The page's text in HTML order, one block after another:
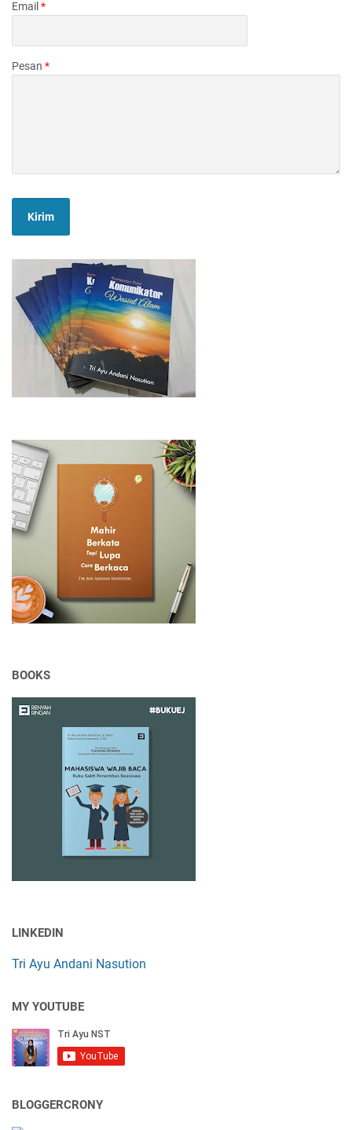
Email *
Pesan *
BOOKS
LINKEDIN
Tri Ayu Andani Nasution
MY YOUTUBE
BLOGGERCRONY